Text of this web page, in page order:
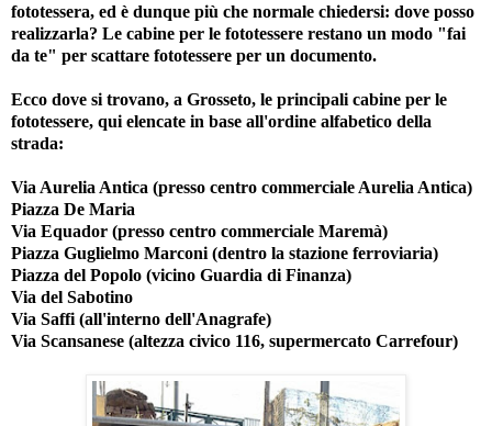
fototessera, ed è dunque più che normale chiedersi: dove posso
realizzarla? Le cabine per le fototessere restano un modo "fai
da te" per scattare fototessere per un documento.
Ecco dove si trovano, a Grosseto, le principali cabine per le
fototessere, qui elencate in base all'ordine alfabetico della
strada:
Via Aurelia Antica (presso centro commerciale Aurelia Antica)
Piazza De Maria
Via Equador (presso centro commerciale Maremà)
Piazza Guglielmo Marconi (dentro la stazione ferroviaria)
Piazza del Popolo (vicino Guardia di Finanza)
Via del Sabotino
Via Saffi (all'interno dell'Anagrafe)
Via Scansanese (altezza civico 116, supermercato Carrefour)